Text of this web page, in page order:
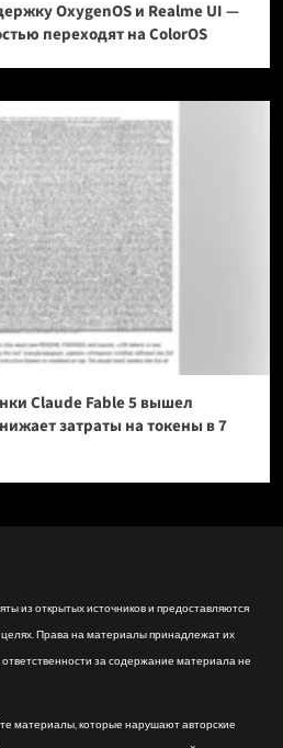
OxygenOS и Realme UI —
переходят на ColorOS
Claude Fable 5 вышел
затраты на токены в 7
из открытых источников и предоставляются
Права на материалы принадлежат их
за содержание материала не
материалы, которые нарушают авторские